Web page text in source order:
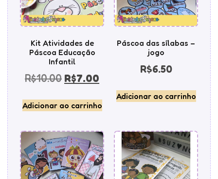
Kit Atividades de
Páscoa Educação
Infantil
R$10.00 R$7.00
Adicionar ao carrinho
Páscoa das sílabas –
jogo
R$6.50
Adicionar ao carrinho